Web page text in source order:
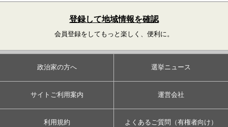
登録して地域情報を確認
会員登録をしてもっと楽しく、便利に。
政治家の方へ 選挙ニュース
サイトご利用案内 運営会社
利用規約 よくあるご質問（有権者向け）